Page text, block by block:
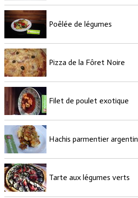
Poêlée de légumes
Pizza de la Fôret Noire
Filet de poulet exotique
Hachis parmentier argentin
Tarte aux légumes verts